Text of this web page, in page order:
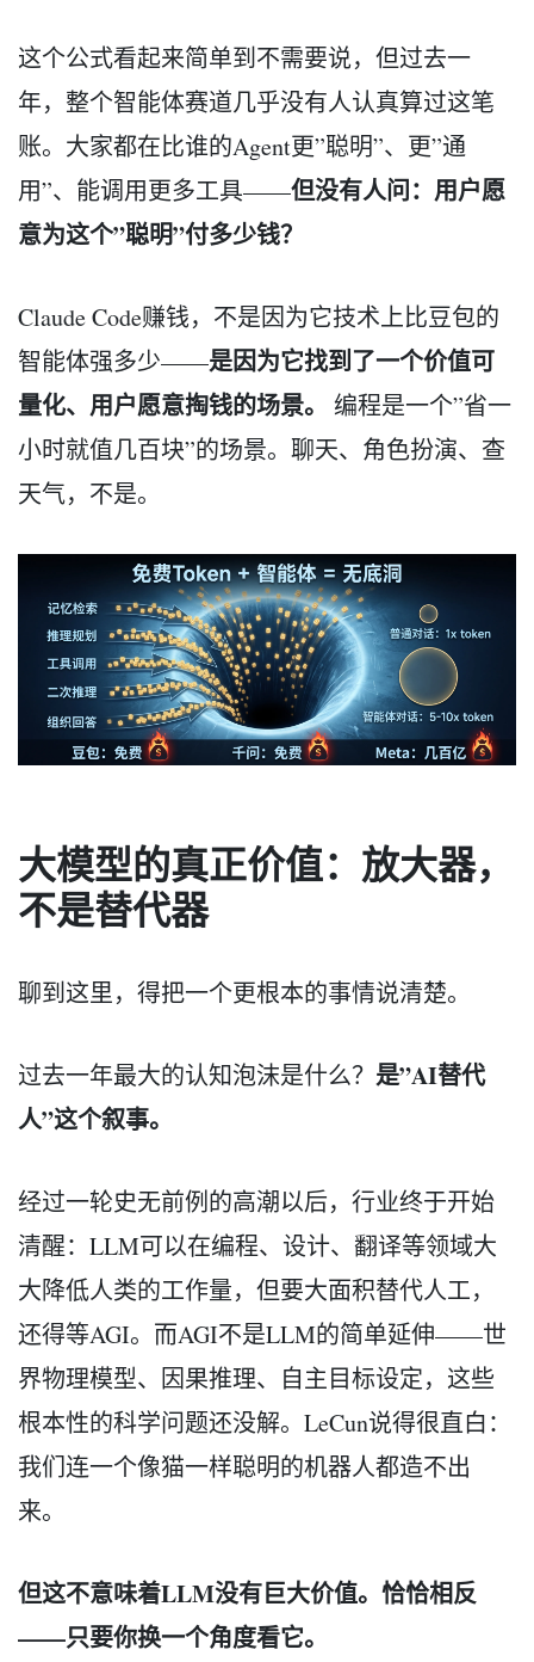
这个公式看起来简单到不需要说，但过去一
年，整个智能体赛道几乎没有人认真算过这笔
账。大家都在比谁的Agent更”聪明”、更”通
用”、能调用更多工具——但没有人问：用户愿
意为这个”聪明”付多少钱？
Claude Code赚钱，不是因为它技术上比豆包的
智能体强多少——是因为它找到了一个价值可
量化、用户愿意掏钱的场景。
编程是一个”省一
小时就值几百块”的场景。聊天、角色扮演、查
天气，不是。
大模型的真正价值：放大器，
不是替代器
聊到这里，得把一个更根本的事情说清楚。
过去一年最大的认知泡沫是什么？ 是”AI替代
人”这个叙事。
经过一轮史无前例的高潮以后，行业终于开始
清醒：LLM可以在编程、设计、翻译等领域大
大降低人类的工作量，但要大面积替代人工，
还得等AGI。而AGI不是LLM的简单延伸——世
界物理模型、因果推理、自主目标设定，这些
根本性的科学问题还没解。LeCun说得很直白：
我们连一个像猫一样聪明的机器人都造不出
来。
但这不意味着LLM没有巨大价值。恰恰相反
——只要你换一个角度看它。